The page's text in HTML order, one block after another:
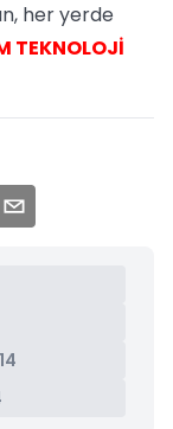
her yerde
TEKNOLOJİ